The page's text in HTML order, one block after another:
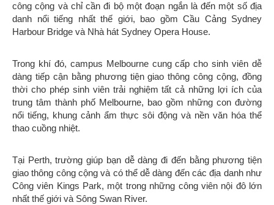
công cộng và chỉ cần đi bộ một đoạn ngắn là đến một số địa
danh nổi tiếng nhất thế giới, bao gồm Cầu Cảng Sydney
Harbour Bridge và Nhà hát Sydney Opera House.
Trong khí đó, campus Melbourne cung cấp cho sinh viên dễ
dàng tiếp cận bằng phương tiện giao thông công cộng, đồng
thời cho phép sinh viên trải nghiệm tất cả những lợi ích của
trung tâm thành phố Melbourne, bao gồm những con đường
nổi tiếng, khung cảnh ẩm thực sôi động và nền văn hóa thể
thao cuồng nhiệt.
Tại Perth, trường giúp bạn dễ dàng đi đến bằng phương tiện
giao thông công cộng và có thể dễ dàng đến các địa danh như
Công viên Kings Park, một trong những công viên nội đô lớn
nhất thế giới và Sông Swan River.